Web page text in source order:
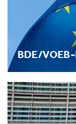
BDE/